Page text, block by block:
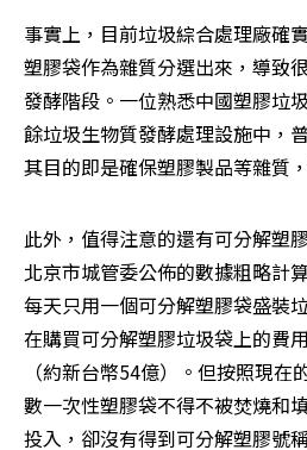
事實上，目前垃圾綜合處理廠確
塑膠袋作為雜質分選出來，導致
發酵階段。一位熟悉中國塑膠垃
餘垃圾生物質發酵處理設施中，
其目的即是確保塑膠製品等雜質
此外，值得注意的還有可分解塑
北京市城管委公佈的數據粗略計
每天只用一個可分解塑膠袋盛裝
在購買可分解塑膠垃圾袋上的費
（約新台幣54億）。但按照現
數一次性塑膠袋不得不被焚燒和
投入，卻沒有得到可分解塑膠號